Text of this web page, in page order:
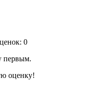
0
первым.
оценку!